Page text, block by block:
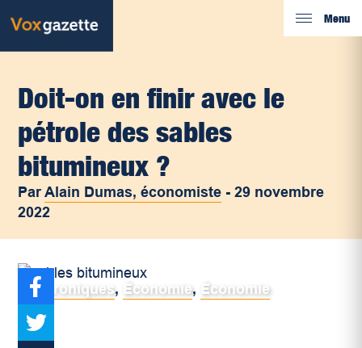
Menu
Doit-on en finir avec le
pétrole des sables
bitumineux ?
ParAlain Dumas, économiste -29 novembre
2022
Chroniques, Économie, Économie